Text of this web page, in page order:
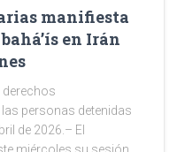
manifiesta
en Irán
derechos
personas detenidas
de 2026.– El